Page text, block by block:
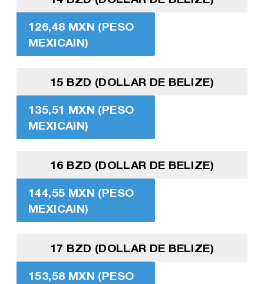
126,48 MXN (PESO
MEXICAIN)
15 BZD (DOLLAR DE BELIZE)
135,51 MXN (PESO
MEXICAIN)
16 BZD (DOLLAR DE BELIZE)
144,55 MXN (PESO
MEXICAIN)
17 BZD (DOLLAR DE BELIZE)
153,58 MXN (PESO